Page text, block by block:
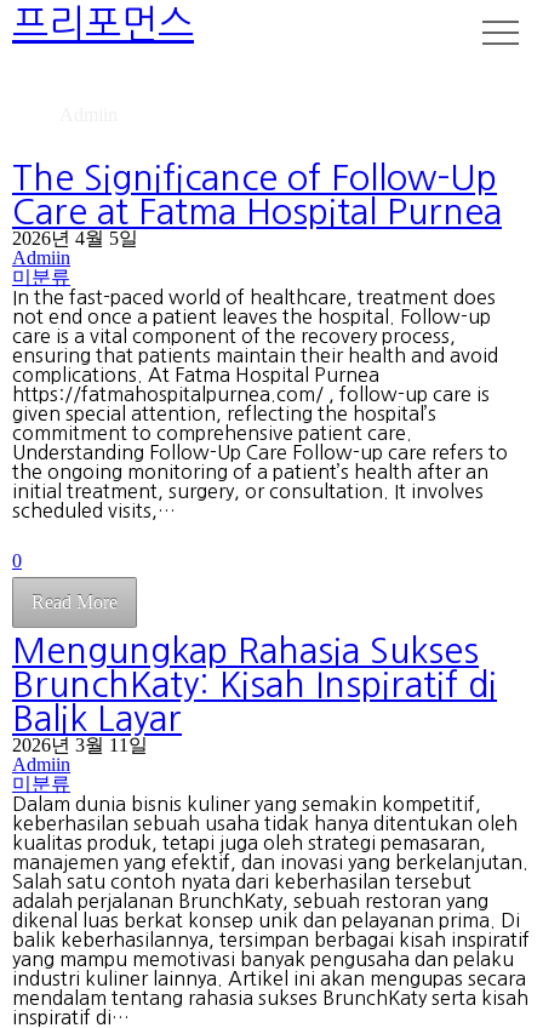
프리포먼스
The Significance of Follow-Up
Care at Fatma Hospital Purnea
2026년 4월 5일
Admiin
미분류
In the fast-paced world of healthcare, treatment does
not end once a patient leaves the hospital. Follow-up
care is a vital component of the recovery process,
ensuring that patients maintain their health and avoid
complications. At Fatma Hospital Purnea
https://fatmahospitalpurnea.com/ , follow-up care is
given special attention, reflecting the hospital’s
commitment to comprehensive patient care.
Understanding Follow-Up Care Follow-up care refers to
the ongoing monitoring of a patient’s health after an
initial treatment, surgery, or consultation. It involves
scheduled visits,…
0
Read More
Mengungkap Rahasia Sukses
BrunchKaty: Kisah Inspiratif di
Balik Layar
2026년 3월 11일
Admiin
미분류
Dalam dunia bisnis kuliner yang semakin kompetitif,
keberhasilan sebuah usaha tidak hanya ditentukan oleh
kualitas produk, tetapi juga oleh strategi pemasaran,
manajemen yang efektif, dan inovasi yang berkelanjutan.
Salah satu contoh nyata dari keberhasilan tersebut
adalah perjalanan BrunchKaty, sebuah restoran yang
dikenal luas berkat konsep unik dan pelayanan prima. Di
balik keberhasilannya, tersimpan berbagai kisah inspiratif
yang mampu memotivasi banyak pengusaha dan pelaku
industri kuliner lainnya. Artikel ini akan mengupas secara
mendalam tentang rahasia sukses BrunchKaty serta kisah
inspiratif di…